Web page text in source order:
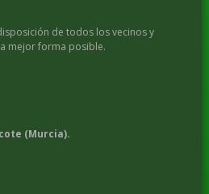
de todos los vecinos y
mejor forma posible.
(Murcia).